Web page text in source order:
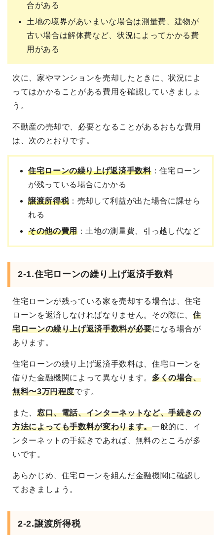
合がある
土地の境界があいまいな場合は測量費、建物が
古い場合は解体費など、状況によってかかる費
用がある
次に、家やマンションを売却したときに、状況によ
ってはかかることがある費用を確認していきましょ
う。
不動産の売却で、必要となることがあるおもな費用
は、次のとおりです。
住宅ローンの繰り上げ返済手数料：住宅ローン
が残っている場合にかかる
譲渡所得税：売却して利益が出た場合に課せら
れる
その他の費用：土地の測量費、引っ越し代など
2-1.住宅ローンの繰り上げ返済手数料
住宅ローンが残っている家を売却する場合は、住宅
ローンを返済しなければなりません。その際に、住
宅ローンの繰り上げ返済手数料が必要になる場合が
あります。
住宅ローンの繰り上げ返済手数料は、住宅ローンを
借りた金融機関によって異なります。 多くの場合、
無料〜3万円程度です。
また、 窓口、電話、インターネットなど、手続きの
方法によっても手数料が変わります。一般的に、イ
ンターネットの手続きであれば、無料のところが多
いです。
あらかじめ、住宅ローンを組んだ金融機関に確認し
ておきましょう。
2-2.譲渡所得税